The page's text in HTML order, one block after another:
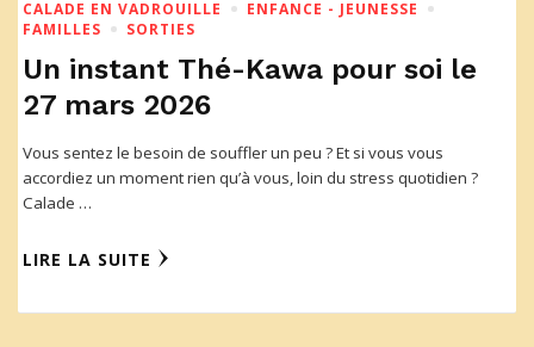
CALADE EN VADROUILLE
ENFANCE - JEUNESSE
FAMILLES
SORTIES
Un instant Thé-Kawa pour soi le
27 mars 2026
Vous sentez le besoin de souffler un peu ? Et si vous vous
accordiez un moment rien qu’à vous, loin du stress quotidien ?
Calade …
LIRE LA SUITE